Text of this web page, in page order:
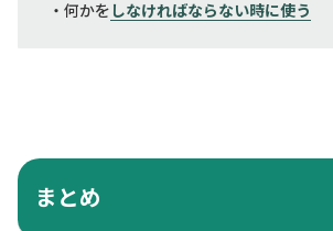
・何かを しなければならない時に使う
まとめ